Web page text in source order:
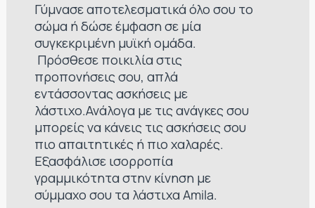
Γύμνασε αποτελεσματικά όλο σου το
σώμα ή δώσε έμφαση σε μία
συγκεκριμένη μυϊκή ομάδα.
Πρόσθεσε ποικιλία στις
προπονήσεις σου, απλά
εντάσσοντας ασκήσεις με
λάστιχο.Ανάλογα με τις ανάγκες σου
μπορείς να κάνεις τις ασκήσεις σου
πιο απαιτητικές ή πιο χαλαρές.
Εξασφάλισε ισορροπία
γραμμικότητα στην κίνηση με
σύμμαχο σου τα λάστιχα Amila.